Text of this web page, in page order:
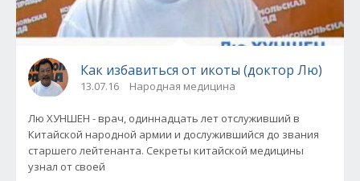
Как избавиться от икоты (доктор Лю)
13.07.16 Народная медицина
Лю ХУНШЕН - врач, одиннадцать лет отслуживший в
Китайской народной армии и дослужившийся до звания
старшего лейтенанта. Секреты китайской медицины
узнал от своей